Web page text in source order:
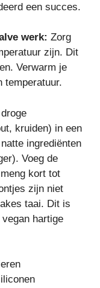
een succes.
werk: Zorg
zijn. Dit
Verwarm je
temperatuur.
kruiden) in een
ingrediënten
Voeg de
kort tot
zijn niet
taai. Dit is
hartige